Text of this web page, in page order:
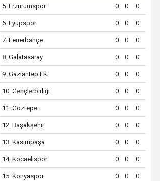
5. Erzurumspor 0 0 0
6. Eyüpspor 0 0 0
7. Fenerbahçe 0 0 0
8. Galatasaray 0 0 0
9. Gaziantep FK 0 0 0
10. Gençlerbirliği 0 0 0
11. Göztepe 0 0 0
12. Başakşehir 0 0 0
13. Kasımpaşa 0 0 0
14. Kocaelispor 0 0 0
15. Konyaspor 0 0 0